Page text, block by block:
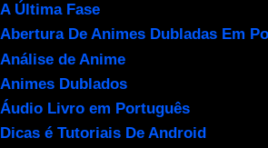
A Última Fase
Abertura De Animes Dubladas Em
Análise de Anime
Animes Dublados
Áudio Livro em Português
Dicas é Tutoriais De Android